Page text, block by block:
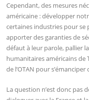
Cependant, des mesures
américaine : développer
certaines industries pour se
apporter des garanties de
défaut à leur parole, pallier
humanitaires américains de
de l’OTAN pour
La question n’est donc pas